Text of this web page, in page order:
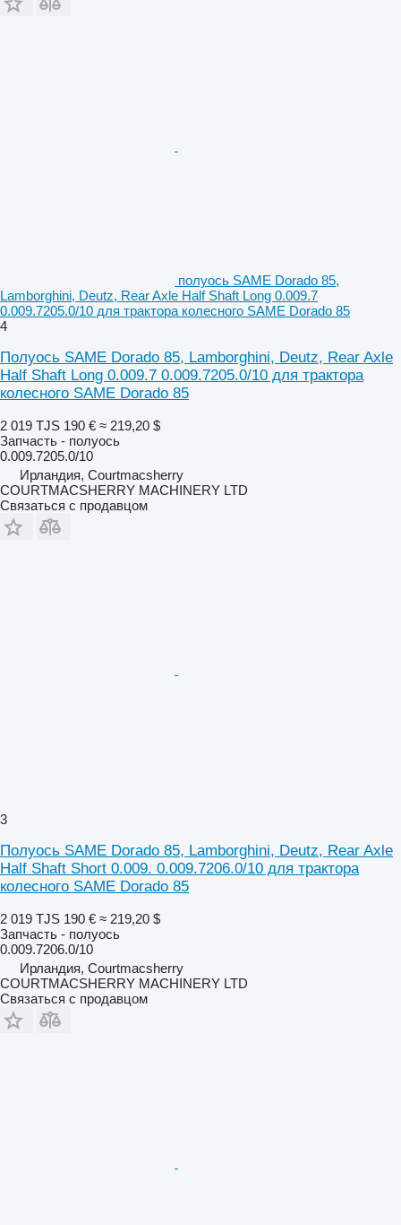
полуось SAME Dorado 85,
Lamborghini, Deutz, Rear Axle Half Shaft Long 0.009.7
0.009.7205.0/10 для трактора колесного SAME Dorado 85
4
Полуось SAME Dorado 85, Lamborghini, Deutz, Rear Axle
Half Shaft Long 0.009.7 0.009.7205.0/10 для трактора
колесного SAME Dorado 85
2 019 TJS 190 € ≈ 219,20 $
Запчасть - полуось
0.009.7205.0/10
Ирландия, Courtmacsherry
COURTMACSHERRY MACHINERY LTD
Связаться с продавцом
3
Полуось SAME Dorado 85, Lamborghini, Deutz, Rear Axle
Half Shaft Short 0.009. 0.009.7206.0/10 для трактора
колесного SAME Dorado 85
2 019 TJS 190 € ≈ 219,20 $
Запчасть - полуось
0.009.7206.0/10
Ирландия, Courtmacsherry
COURTMACSHERRY MACHINERY LTD
Связаться с продавцом